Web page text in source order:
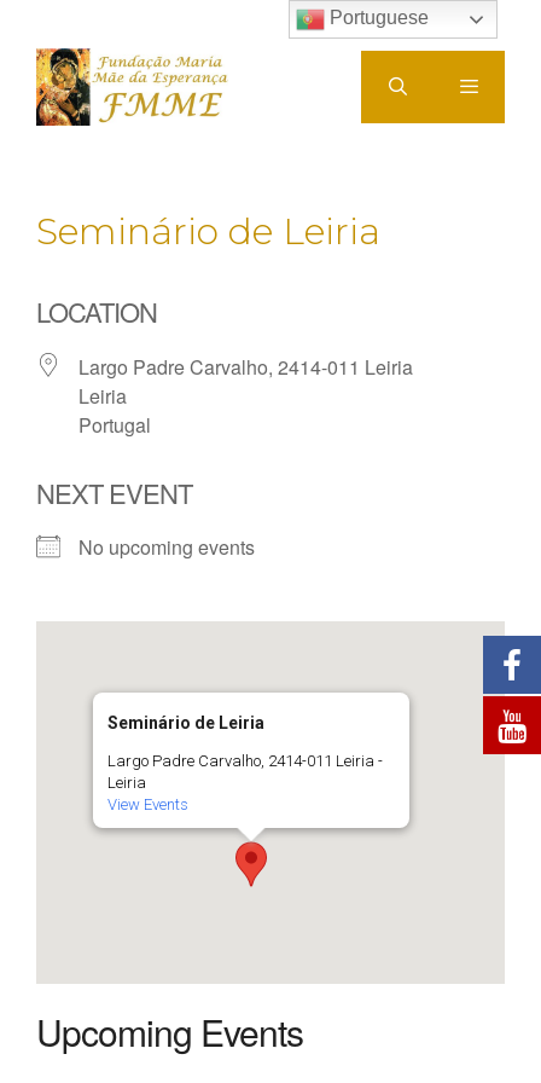
para
conteúdo
Seminário de Leiria
LOCATION
Largo Padre Carvalho, 2414-011 Leiria
Leiria
Portugal
NEXT EVENT
No upcoming events
Seminário de Leiria
Largo Padre Carvalho, 2414-011 Leiria -
Leiria
View Events
Upcoming Events
Portuguese